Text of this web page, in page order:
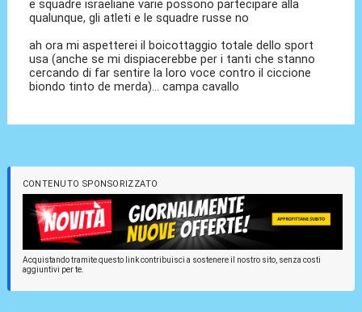
e squadre israeliane varie possono partecipare alla
qualunque, gli atleti e le squadre russe no
ah ora mi aspetterei il boicottaggio totale dello sport
usa (anche se mi dispiacerebbe per i tanti che stanno
cercando di far sentire la loro voce contro il ciccione
biondo tinto de merda)... campa cavallo
CONTENUTO SPONSORIZZATO
Acquistando tramite questo link contribuisci a sostenere il nostro sito, senza costi
aggiuntivi per te.